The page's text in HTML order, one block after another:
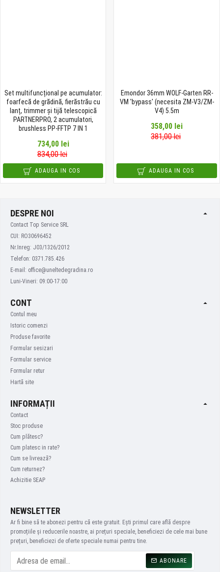
Set multifuncțional pe acumulator:
foarfecă de grădină, fierăstrău cu
lanț, trimmer și tijă telescopică
PARTNERPRO, 2 acumulatori,
brushless PP-FFTP 7 IN 1
734,00 lei
834,00 lei
ADAUGA IN COS
Emondor 36mm WOLF-Garten RR-
VM 'bypass' (necesita ZM-V3/ZM-
V4) 5.5m
358,00 lei
381,00 lei
ADAUGA IN COS
DESPRE NOI
Contact Top Service SRL
CUI: RO30696452
Nr.Inreg: J03/1326/2012
Telefon: 0371.785.426
E-mail: office@uneltedegradina.ro
Luni-Vineri: 09:00-17:00
CONT
Contul meu
Istoric comenzi
Produse favorite
Formular sesizari
Formular service
Formular retur
Hartă site
INFORMAȚII
Contact
Stoc produse
Cum plătesc?
Cum platesc in rate?
Cum se livrează?
Cum returnez?
Achizitie SEAP
NEWSLETTER
Ar fi bine să te abonezi pentru că este gratuit. Ești primul care află despre
promoțiile și reducerile noastre, ai prețuri speciale, beneficiezi de cele mai bune
prețuri, beneficiezi de oferte speciale numai pentru tine.
ABONARE